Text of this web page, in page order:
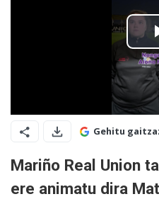
Gehitu
Mariño Real Union
ere animatu dira